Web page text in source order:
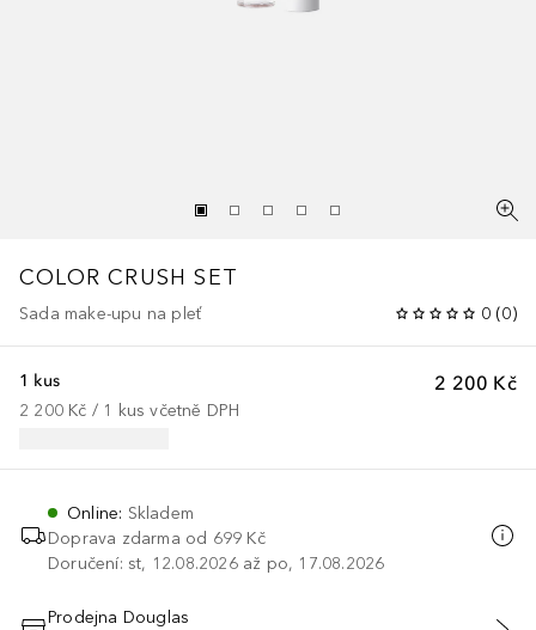
COLOR CRUSH SET
Sada make-upu na pleť 0 (0)
2 200 Kč
1 kus
2 200 Kč / 1 kus včetně DPH
Online: Skladem
Doprava zdarma od 699 Kč
Doručení: st, 12.08.2026 až po, 17.08.2026
Prodejna Douglas